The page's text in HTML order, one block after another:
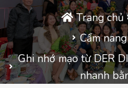
Trang chủ
Cẩm
Ghi nhớ mạo từ DER
nhanh